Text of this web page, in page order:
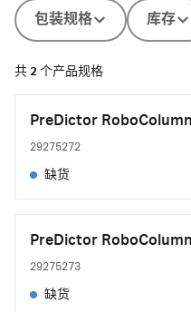
包装规格 库存
共 2 个产品规格
PreDictor
29275272
缺货
PreDictor
29275273
缺货